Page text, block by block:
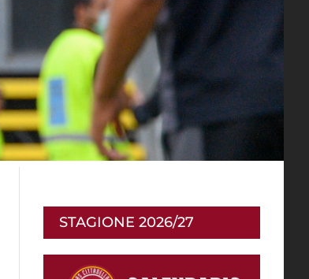
STAGIONE 2026/27